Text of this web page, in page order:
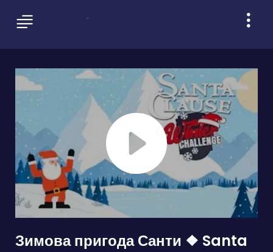
Зимова пригода Санти ❖ Santa